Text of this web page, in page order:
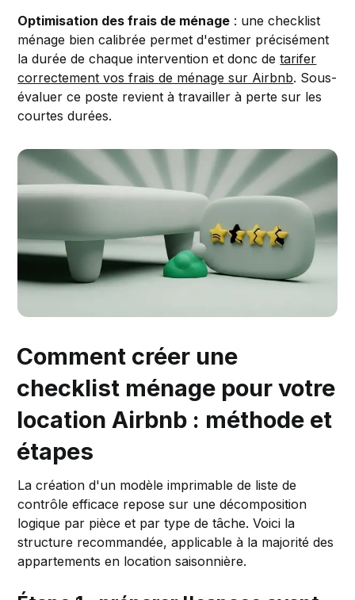
Optimisation des frais de ménage : une checklist
ménage bien calibrée permet d'estimer précisément
la durée de chaque intervention et donc detarifer
correctement vos frais de ménage sur Airbnb. Sous-
évaluer ce poste revient à travailler à perte sur les
courtes durées.
Comment créer une
checklist ménage pour votre
location Airbnb : méthode et
étapes
La création d'un modèle imprimable de liste de
contrôle efficace repose sur une décomposition
logique par pièce et par type de tâche. Voici la
structure recommandée, applicable à la majorité des
appartements en location saisonnière.